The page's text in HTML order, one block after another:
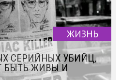
ЖИЗНЬ
СЕРИЙНЫХ УБИЙЦ,
БЫТЬ ЖИВЫ И